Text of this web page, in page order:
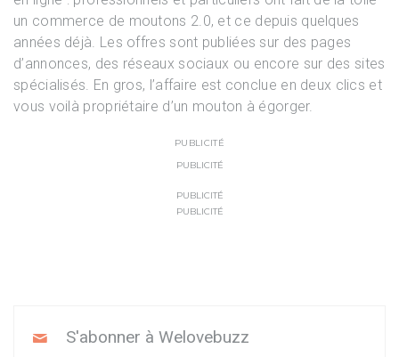
un commerce de moutons 2.0, et ce depuis quelques
années déjà. Les offres sont publiées sur des pages
d’annonces, des réseaux sociaux ou encore sur des sites
spécialisés. En gros, l’affaire est conclue en deux clics et
vous voilà propriétaire d’un mouton à égorger.
PUBLICITÉ
PUBLICITÉ
PUBLICITÉ
PUBLICITÉ
S'abonner à Welovebuzz